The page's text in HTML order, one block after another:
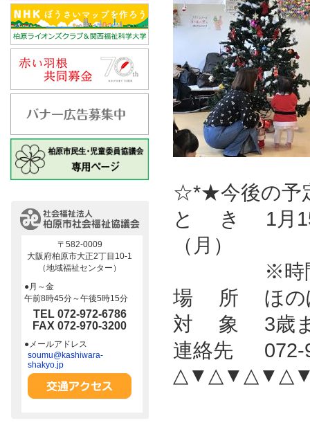
☆*★今後の
と き 1月15
（月）
※時間帯は
場 所 ほの
対 象 3歳ま
連絡先 072-
〒582-0009
大阪府柏原市大正2丁目10-1
（地域福祉センター）
●月～金
午前8時45分～午後5時15分
TEL 072-972-6786
FAX 072-970-3200
●メールアドレス
soumu@kashiwara-
shakyo.jp